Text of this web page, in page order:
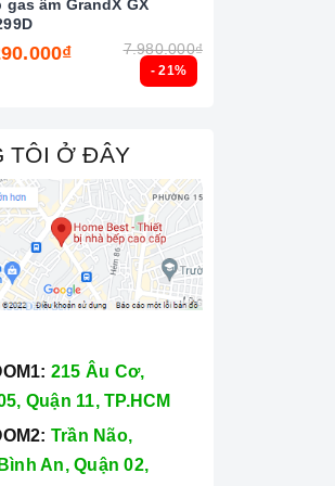
- 21%
gas âm GrandX GX
7.980.000₫
TÔI Ở ĐÂY
215 Âu Cơ,
Quận 11, TP.HCM
Trần Não,
An, Quận 02,